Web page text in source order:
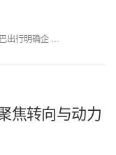
出行明确企 …
焦转向与动力